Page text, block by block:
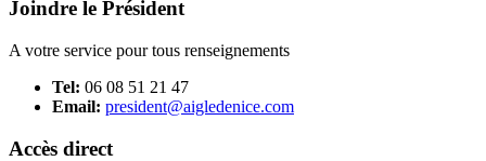
Joindre le Président
A votre service pour tous renseignements
Tel: 06 08 51 21 47
Email: president@aigledenice.com
Accès direct